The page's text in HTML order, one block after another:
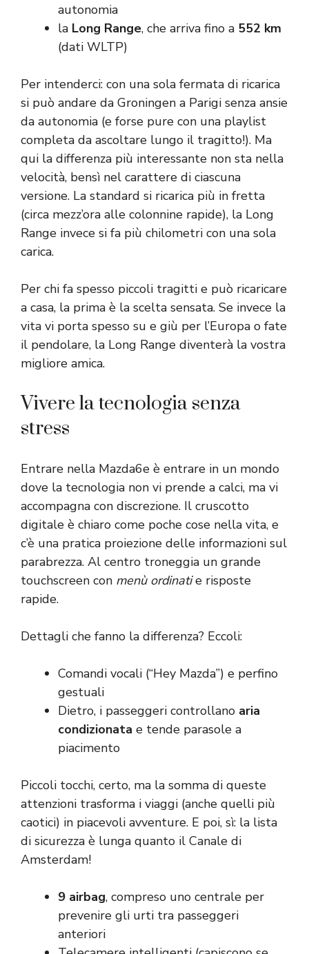
autonomia
la Long Range, che arriva fino a 552 km
(dati WLTP)
Per intenderci: con una sola fermata di ricarica
si può andare da Groningen a Parigi senza ansie
da autonomia (e forse pure con una playlist
completa da ascoltare lungo il tragitto!). Ma
qui la differenza più interessante non sta nella
velocità, bensì nel carattere di ciascuna
versione. La standard si ricarica più in fretta
(circa mezz’ora alle colonnine rapide), la Long
Range invece si fa più chilometri con una sola
carica.
Per chi fa spesso piccoli tragitti e può ricaricare
a casa, la prima è la scelta sensata. Se invece la
vita vi porta spesso su e giù per l’Europa o fate
il pendolare, la Long Range diventerà la vostra
migliore amica.
Vivere la tecnologia senza
stress
Entrare nella Mazda6e è entrare in un mondo
dove la tecnologia non vi prende a calci, ma vi
accompagna con discrezione. Il cruscotto
digitale è chiaro come poche cose nella vita, e
c’è una pratica proiezione delle informazioni sul
parabrezza. Al centro troneggia un grande
touchscreen con menù ordinatie risposte
rapide.
Dettagli che fanno la differenza? Eccoli:
Comandi vocali (“Hey Mazda”) e perfino
gestuali
Dietro, i passeggeri controllano aria
condizionata e tende parasole a
piacimento
Piccoli tocchi, certo, ma la somma di queste
attenzioni trasforma i viaggi (anche quelli più
caotici) in piacevoli avventure. E poi, sì: la lista
di sicurezza è lunga quanto il Canale di
Amsterdam!
9 airbag, compreso uno centrale per
prevenire gli urti tra passeggeri
anteriori